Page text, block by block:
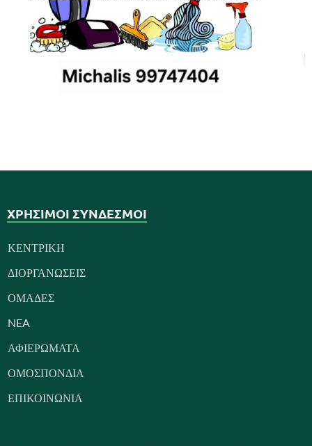
ΧΡΗΣΙΜΟΙ ΣΥΝΔΕΣΜΟΙ
ΚΕΝΤΡΙΚΗ
ΔΙΟΡΓΑΝΩΣΕΙΣ
ΟΜΑΔΕΣ
NEA
ΑΦΙΕΡΩΜΑΤΑ
ΟΜΟΣΠΟΝΔΙΑ
ΕΠΙΚΟΙΝΩΝΙΑ